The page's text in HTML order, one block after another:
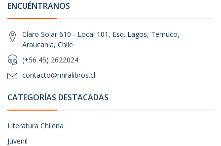
ENCUÉNTRANOS
Claro Solar 610 - Local 101, Esq. Lagos, Temuco,
Araucanía, Chile
(+56 45) 2622024
contacto@miralibros.cl
CATEGORÍAS DESTACADAS
Literatura Chilena
Juvenil